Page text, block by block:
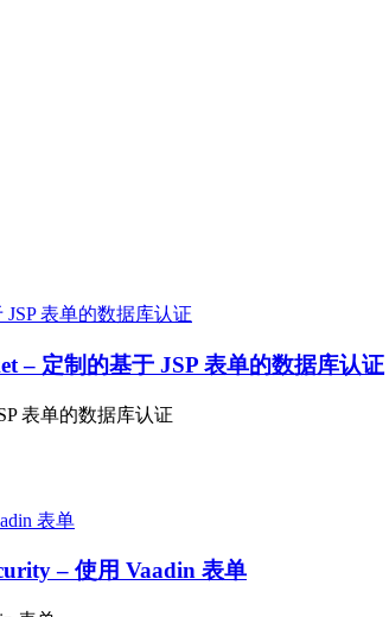
– 定制的基于 JSP 表单的数据库认证
表单的数据库认证
– 使用 Vaadin 表单